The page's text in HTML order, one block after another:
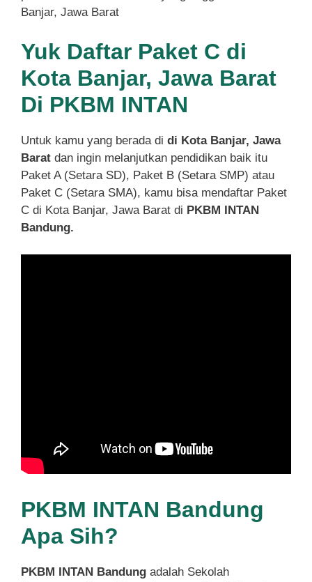
Banjar, Jawa Barat
Yuk Daftar Paket C di
Kota Banjar, Jawa Barat
Di PKBM INTAN
Untuk kamu yang berada di di Kota Banjar, Jawa
Barat dan ingin melanjutkan pendidikan baik itu
Paket A (Setara SD), Paket B (Setara SMP) atau
Paket C (Setara SMA), kamu bisa mendaftar Paket
C di Kota Banjar, Jawa Barat di PKBM INTAN
Bandung.
PKBM INTAN Bandung
Apa Sih?
PKBM INTAN Bandung adalah Sekolah